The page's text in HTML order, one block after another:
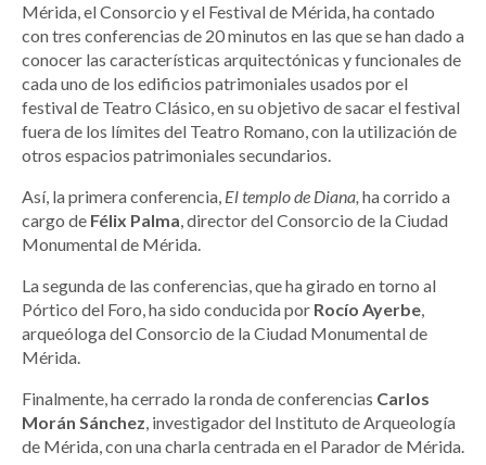
Mérida, el Consorcio y el Festival de Mérida, ha contado
con tres conferencias de 20 minutos en las que se han dado a
conocer las características arquitectónicas y funcionales de
cada uno de los edificios patrimoniales usados por el
festival de Teatro Clásico, en su objetivo de sacar el festival
fuera de los límites del Teatro Romano, con la utilización de
otros espacios patrimoniales secundarios.
Así, la primera conferencia, El templo de Diana, ha corrido a
cargo de Félix Palma, director del Consorcio de la Ciudad
Monumental de Mérida.
La segunda de las conferencias, que ha girado en torno al
Pórtico del Foro, ha sido conducida por Rocío Ayerbe,
arqueóloga del Consorcio de la Ciudad Monumental de
Mérida.
Finalmente, ha cerrado la ronda de conferencias Carlos
Morán Sánchez, investigador del Instituto de Arqueología
de Mérida, con una charla centrada en el Parador de Mérida.